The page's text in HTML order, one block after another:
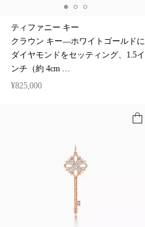
ティファニー キー
クラウン キー—ホワイトゴールドに
ダイヤモンドをセッティング、1.5イ
ンチ（約 4cm …
¥825,000